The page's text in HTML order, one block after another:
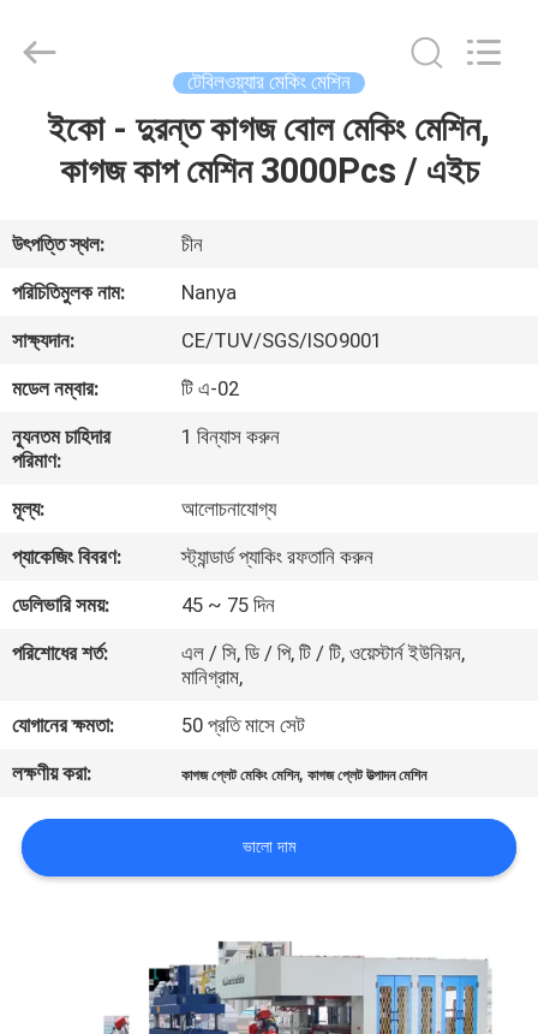
ভিডিও
VR
প্রদর্শন
আমাদের
সম্পর্কে
কারখানা
ভ্রমণ
মান
নিয়ন্ত্রণ
যোগাযোগ
করুন
Equipment
Reserved.
টেবিলওয়্যার মেকিং মেশিন
ইকো - দুরন্ত কাগজ বোল মেকিং মেশিন,
কাগজ কাপ মেশিন 3000Pcs / এইচ
উৎপত্তি স্থল:
চীন
পরিচিতিমুলক নাম:
Nanya
সাক্ষ্যদান:
CE/TUV/SGS/ISO9001
মডেল নম্বার:
টি এ-02
ন্যূনতম চাহিদার
পরিমাণ:
1 বিন্যাস করুন
মূল্য:
আলোচনাযোগ্য
প্যাকেজিং বিবরণ:
স্ট্যান্ডার্ড প্যাকিং রফতানি করুন
ডেলিভারি সময়:
45 ~ 75 দিন
পরিশোধের শর্ত:
এল / সি, ডি / পি, টি / টি, ওয়েস্টার্ন ইউনিয়ন,
মানিগ্রাম,
যোগানের ক্ষমতা:
50 প্রতি মাসে সেট
লক্ষণীয় করা:
কাগজ প্লেট মেকিং মেশিন,কাগজ প্লেট উত্পাদন মেশিন
ভালো দাম